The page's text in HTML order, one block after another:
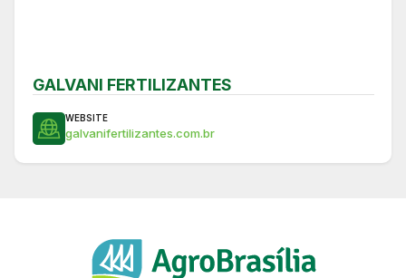
GALVANI FERTILIZANTES
WEBSITE
galvanifertilizantes.com.br